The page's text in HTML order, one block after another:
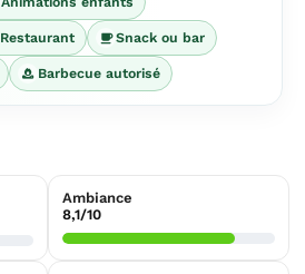
Restaurant Snack ou bar
Barbecue autorisé
Ambiance
8,1/10